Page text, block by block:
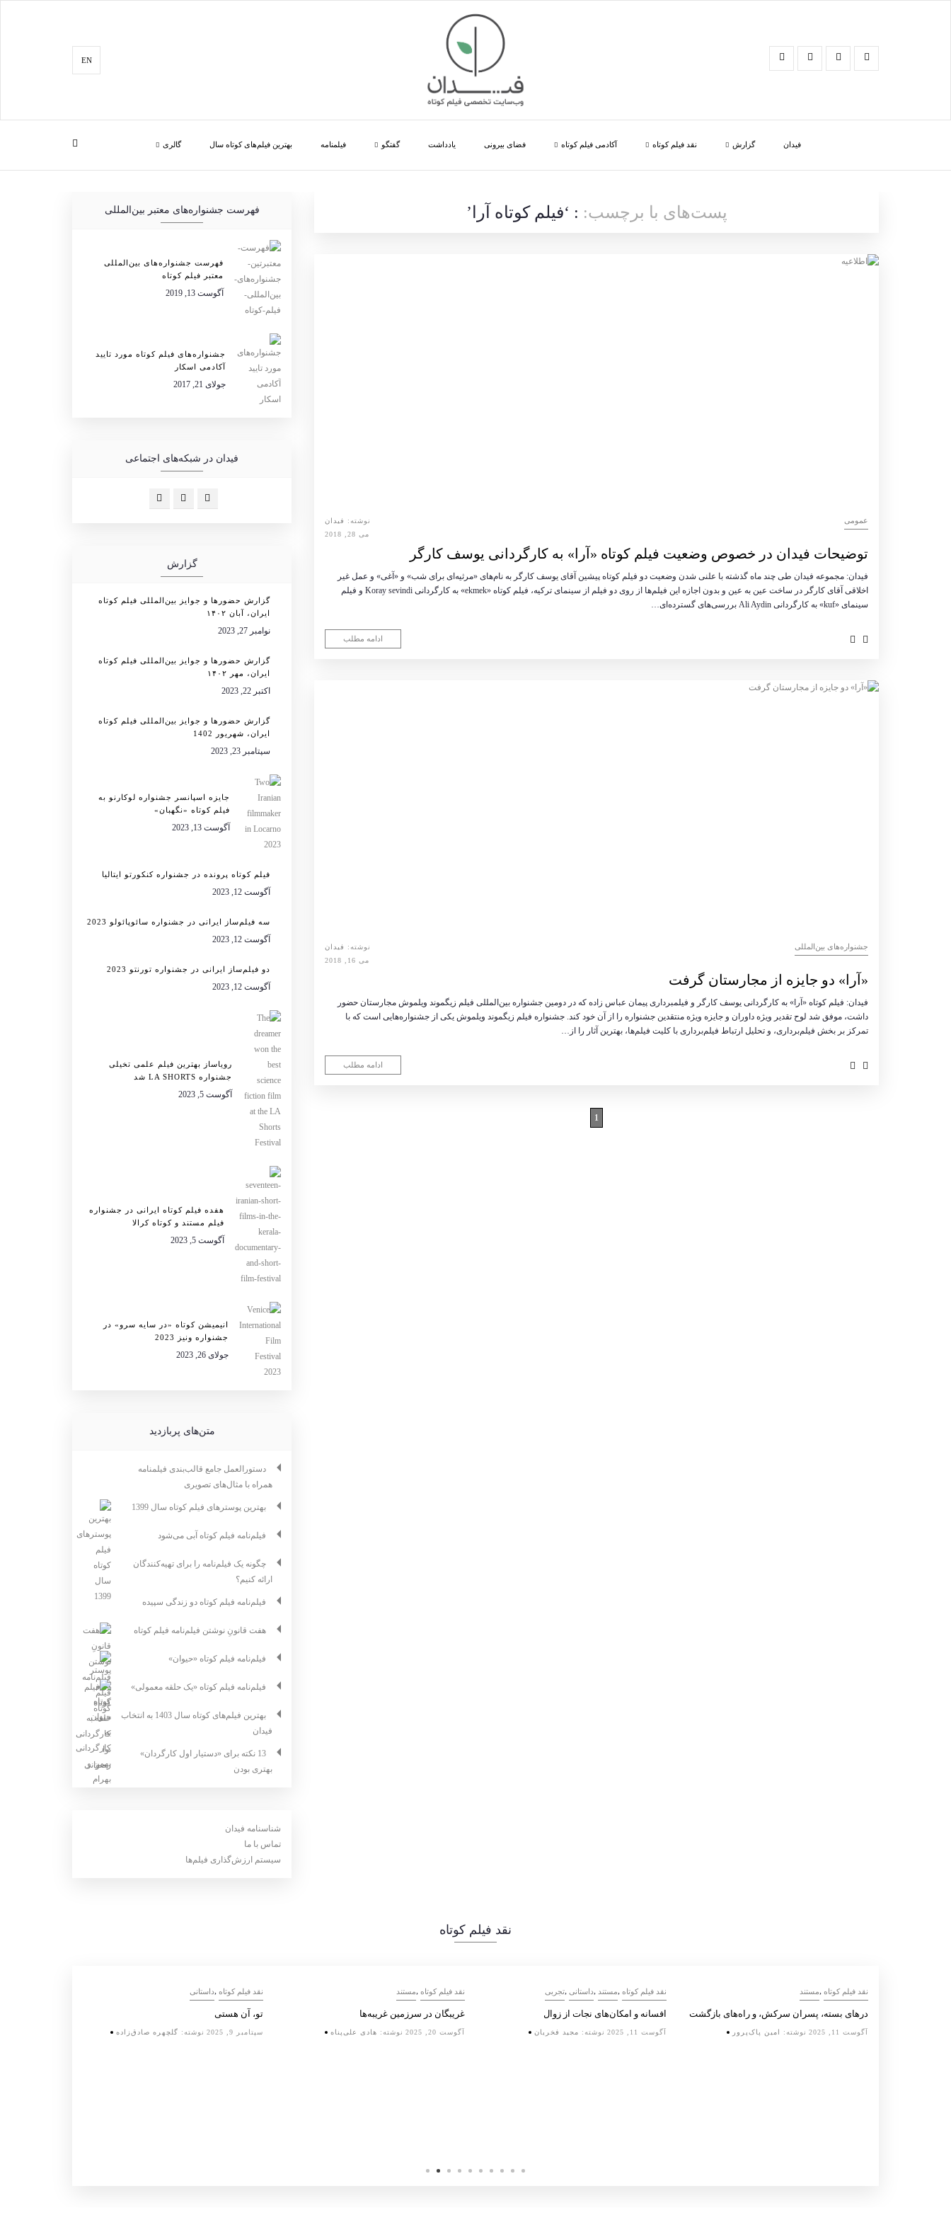
EN
فیدان گزارش نقد فیلم کوتاه آکادمی فیلم کوتاه فضای بیرونی یادداشت گفتگو فیلمنامه بهترین فیلم‌های کوتاه سال گالری
پست‌های با برچسب: : ‘فیلم کوتاه آرا’
عمومی نوشته:
فیدان
می 28, 2018
توضیحات فیدان در خصوص وضعیت فیلم کوتاه «آرا» به کارگردانی یوسف کارگر
فیدان: مجموعه فیدان طی چند ماه گذشته با علنی شدن وضعیت دو فیلم کوتاه پیشین آقای یوسف کارگر به نام‌های «مرثیه‌ای برای شب» و «آغی» و عمل غیر
اخلاقی آقای کارگر در ساخت عین به عین و بدون اجازه این فیلم‌ها از روی دو فیلم از سینمای ترکیه، فیلم کوتاه «ekmek» به کارگردانی Koray sevindi و فیلم
سینمای «kuf» به کارگردانی Ali Aydin بررسی‌های گسترده‌ای…
ادامه مطلب
‌‌جشنواره‌های بین‌المللی نوشته:
فیدان
می 16, 2018
«آرا» دو جایزه از مجارستان گرفت
فیدان: فیلم کوتاه «آرا» به کارگردانی یوسف کارگر و فیلمبرداری پیمان عباس زاده که در دومین جشنواره بین‌المللی فیلم زیگموند ویلموش مجارستان حضور
داشت، موفق شد لوح تقدیر ویژه داوران و جایزه ویژه منتقدین جشنواره را از آن خود کند. جشنواره فیلم زیگموند ویلموش یکی از جشنواره‌هایی است که با
تمرکز بر بخش فیلم‌برداری، و تحلیل ارتباط فیلم‌برداری با کلیت فیلم‌ها، بهترین آثار را از…
ادامه مطلب
1
فهرست جشنواره‌های معتبر بین‌المللی
فهرست جشنواره‌های بین‌المللی
معتبر فیلم کوتاه
آگوست 13, 2019
جشنواره‌های فیلم کوتاه مورد تایید
آکادمی اسکار
جولای 21, 2017
فیدان در شبکه‌های اجتماعی
گزارش
گزارش حضورها و جوایز بین‌المللی فیلم کوتاه
ایران، آبان ۱۴۰۲
نوامبر 27, 2023
گزارش حضورها و جوایز بین‌المللی فیلم کوتاه
ایران، مهر ۱۴۰۲
اکتبر 22, 2023
گزارش حضورها و جوایز بین‌المللی فیلم کوتاه
ایران، شهریور 1402
سپتامبر 23, 2023
جایزه اسپانسر جشنواره لوکارنو به
فیلم کوتاه «نگهبان»
آگوست 13, 2023
فیلم کوتاه پرونده در جشنواره کنکورتو ایتالیا
آگوست 12, 2023
سه فیلم‌ساز ایرانی در جشنواره سائوپائولو 2023
آگوست 12, 2023
دو فیلم‌ساز ایرانی در جشنواره تورنتو 2023
آگوست 12, 2023
رویاساز بهترین فیلم علمی تخیلی
جشنواره LA SHORTS شد
آگوست 5, 2023
هفده فیلم کوتاه ایرانی در جشنواره
فیلم مستند و کوتاه کرالا
آگوست 5, 2023
انیمیشن کوتاه «در سایه سرو» در
جشنواره ونیز 2023
جولای 26, 2023
متن‌های پربازدید
دستورالعمل جامع قالب‌بندی فیلمنامه
همراه با مثال‌های تصویری
بهترین پوسترهای فیلم کوتاه سال 1399
فیلم‌نامه فیلم کوتاه آبی می‌شود
چگونه یک فیلم‌نامه را برای تهیه‌کنندگان
ارائه کنیم؟
فیلم‌نامه فیلم کوتاه دو زندگی سپیده
هفت قانونِ نوشتن فیلم‌نامه فیلم کوتاه
فیلم‌نامه فیلم کوتاه «حیوان»
فیلم‌نامه فیلم کوتاه «یک حلقه معمولی»
بهترین فیلم‌های کوتاه سال 1403 به انتخاب
فیدان
13 نکته برای «دستیار اول کارگردان»
بهتری بودن
شناسنامه فیدان
تماس با ما
سیستم ارزش‌گذاری فیلم‌ها
نقد فیلم کوتاه
داستانی, نقد فیلم کوتاه
تو، آن هستی
نوشته: گلچهره صادق‌زاده سپتامبر 9, 2025
مستند, نقد فیلم کوتاه
غریبگان در سرزمین غریبه‌ها
نوشته: هادی علی‌پناه آگوست 20, 2025
تجربی, داستانی, مستند, نقد فیلم کوتاه
افسانه‌ و امکان‌های نجات از زوال
نوشته: مجید فخریان آگوست 11, 2025
مستند, نقد فیلم کوتاه
درهای بسته، پسران سرکش، و راه‌های بازگشت
نوشته: امین پاک‌پرور آگوست 11, 2025